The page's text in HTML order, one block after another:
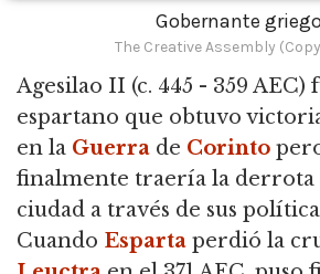
Gobernante griego
The Creative Assembly
Agesilao II (c. 445 - 359
espartano que obtuvo
en la Guerra de Corinto
finalmente traería la derrota
ciudad a través de sus
Cuando Esparta perdió la